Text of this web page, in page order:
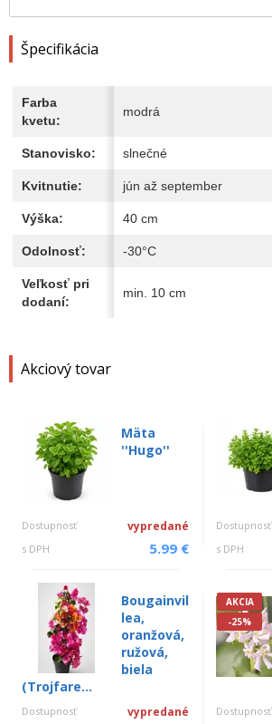
Akciový tovar
Mäta
''Hugo''
Dostupnosť vypredané
s DPH 5.99 €
Dostupnosť
s DPH
Bougainvil
lea,
oranžová,
ružová,
biela
(Trojfare...
Dostupnosť vypredané
AKCIA
-25%
Dostupnosť
Špecifikácia
Farba
kvetu:
modrá
Stanovisko: slnečné
Kvitnutie: jún až september
Výška: 40 cm
Odolnosť: -30°C
Veľkosť pri
dodaní:
min. 10 cm